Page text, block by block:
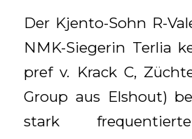
Der Kjento-Sohn R-
NMK-Siegerin Terlia
pref v. Krack C,
Group aus Elshout)
stark